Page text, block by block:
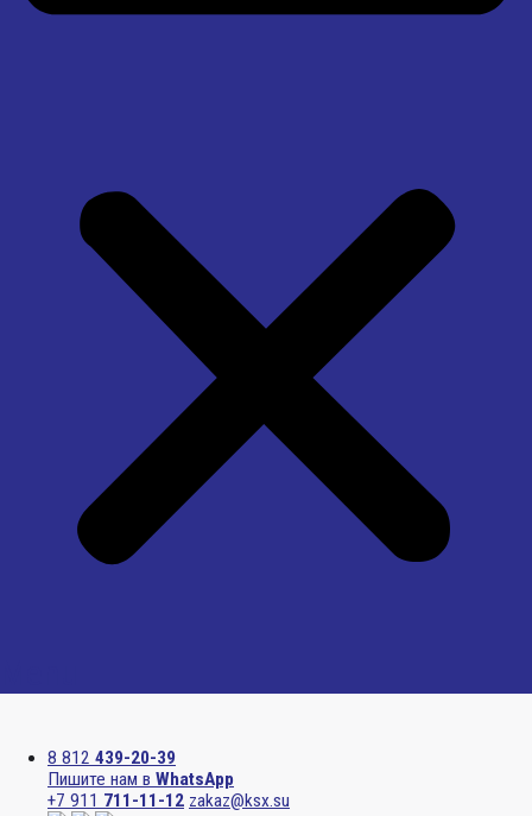
8 812 439-20-39
Пишите нам в WhatsApp
+7 911 711-11-12 zakaz@ksx.su